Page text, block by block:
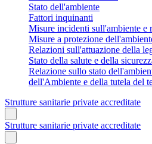
Stato dell'ambiente
Fattori inquinanti
Misure incidenti sull'ambiente e
Misure a protezione
Relazioni sull'attuazione della
Stato della salute e della
Relazione sullo stato
dell'Ambiente e della tutela del
Strutture sanitarie private accreditate
Strutture sanitarie private accreditate